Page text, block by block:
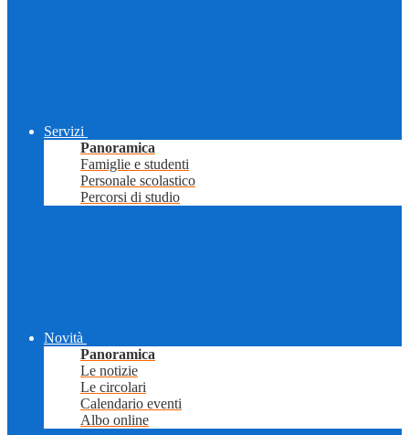
Servizi
Panoramica
Famiglie e studenti
Personale scolastico
Percorsi di studio
Novità
Panoramica
Le notizie
Le circolari
Calendario eventi
Albo online